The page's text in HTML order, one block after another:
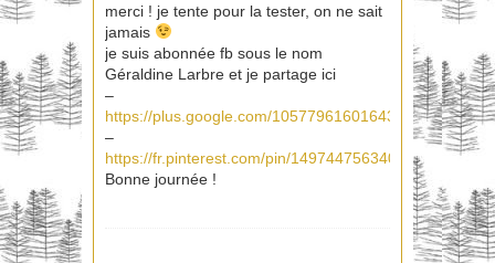
merci ! je tente pour la tester, on ne sait
jamais
je suis abonnée fb sous le nom
Géraldine Larbre et je partage ici
–
https://plus.google.com/105779616016430570762/
–
https://fr.pinterest.com/pin/149744756340682178/
Bonne journée !